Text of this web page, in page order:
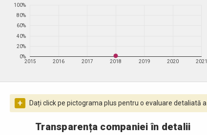
2015 2016 2017 2018 2019 2020 2021
0%
20%
40%
60%
80%
100%
+ Dați click pe pictograma plus pentru o evaluare detaliată
Transparența companiei în detalii